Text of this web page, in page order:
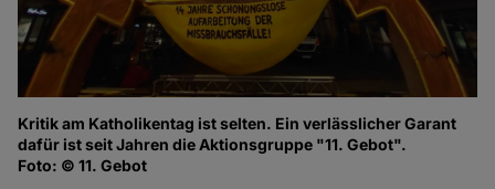
Kritik am Katholikentag ist selten. Ein verlässlicher Garant
dafür ist seit Jahren die Aktionsgruppe "11. Gebot".
Foto: © 11. Gebot